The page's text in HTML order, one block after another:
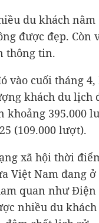
du khách
được đẹp.
thông tin.
vào cuối tháng
khách du lịch
khoảng 395.000
(109.000 lượt).
xã hội thời
Việt Nam đang ở
quan như
nhiều du